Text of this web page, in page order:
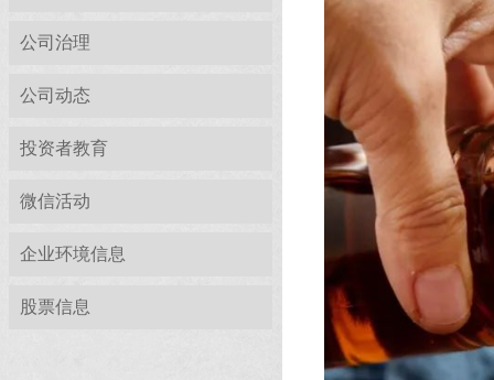
公司治理
公司动态
投资者教育
微信活动
企业环境信息
股票信息